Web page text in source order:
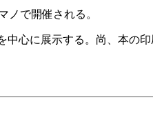
ノで開催される。
心に展示する。尚、本の印